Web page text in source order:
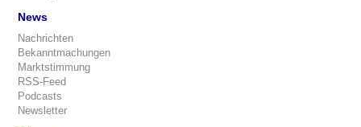
News
Nachrichten
Bekanntmachungen
Marktstimmung
RSS-Feed
Podcasts
Newsletter